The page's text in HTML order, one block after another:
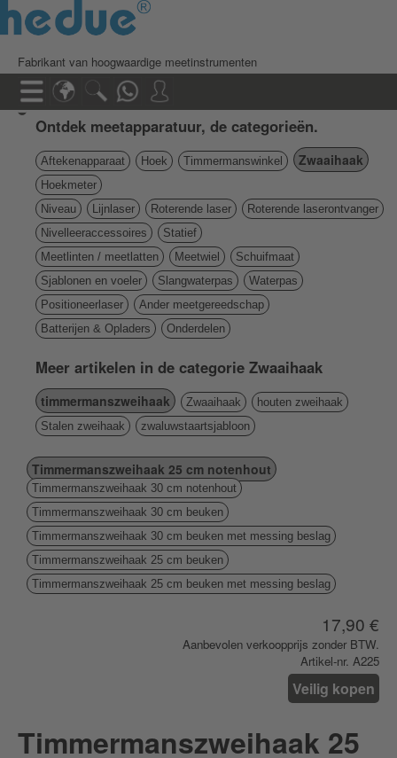
Fabrikant van hoogwaardige meetinstrumenten
Ontdek meetapparatuur, de categorieën.
Aftekenapparaat Hoek Timmermanswinkel Zwaaihaak
Hoekmeter
Niveau
Lijnlaser Roterende laser
Roterende laserontvanger
Nivelleeraccessoires
Statief
Meetlinten / meetlatten
Meetwiel
Schuifmaat
Sjablonen en voeler
Slangwaterpas
Waterpas
Positioneerlaser
Ander meetgereedschap
Batterijen & Opladers
Onderdelen
Meer artikelen in de categorie Zwaaihaak
timmermanszweihaak Zwaaihaak
houten zweihaak
Stalen zweihaak
zwaluwstaartsjabloon
Timmermanszweihaak 25 cm notenhout
Timmermanszweihaak 30 cm notenhout
Timmermanszweihaak 30 cm beuken
Timmermanszweihaak 30 cm beuken met messing beslag
Timmermanszweihaak 25 cm beuken
Timmermanszweihaak 25 cm beuken met messing beslag
17,90 €
Aanbevolen verkoopprijs zonder BTW.
Artikel-nr. A225
Veilig kopen
Timmermanszweihaak 25